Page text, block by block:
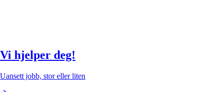
Vi hjelper deg!
Uansett jobb, stor eller liten